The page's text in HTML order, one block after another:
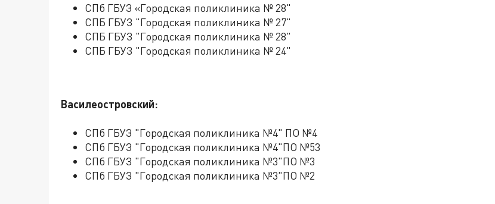
СПб ГБУЗ «Городская поликлиника № 28"
СПБ ГБУЗ "Городская поликлиника № 27"
СПБ ГБУЗ "Городская поликлиника № 28"
СПБ ГБУЗ "Городская поликлиника № 24"
Василеостровский:
СПб ГБУЗ "Городская поликлиника №4" ПО №4
СПб ГБУЗ "Городская поликлиника №4"ПО №53
СПб ГБУЗ "Городская поликлиника №3"ПО №3
СПб ГБУЗ "Городская поликлиника №3"ПО №2